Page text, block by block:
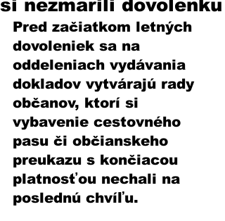
si nezmarili dovolenku
Pred začiatkom letných
dovoleniek sa na
oddeleniach vydávania
dokladov vytvárajú rady
občanov, ktorí si
vybavenie cestovného
pasu či občianskeho
preukazu s končiacou
platnosťou nechali na
poslednú chvíľu.